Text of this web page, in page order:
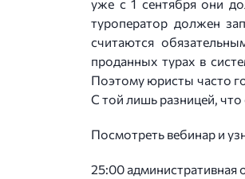
уже с 1 сентября они
туроператор должен
считаются
проданных турах в
Поэтому юристы часто
С той лишь разницей,
Посмотреть вебинар и
25:00 административная